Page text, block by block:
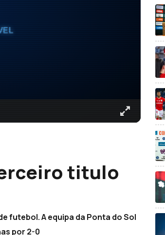
titulo
futebol. A equipa da Ponta do Sol
por 2-0